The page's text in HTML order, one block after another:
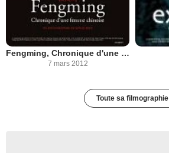
Fengming, Chronique d'une femme chinoise
7 mars 2012
Toute sa filmographie